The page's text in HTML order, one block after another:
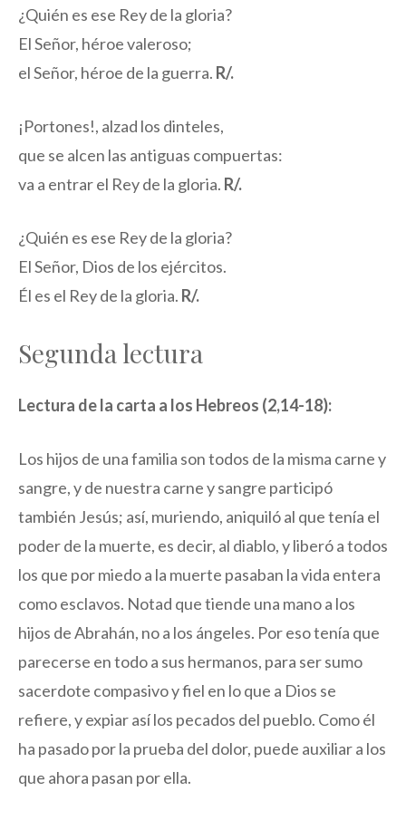
¿Quién es ese Rey de la gloria?
El Señor, héroe valeroso;
el Señor, héroe de la guerra. R/.
¡Portones!, alzad los dinteles,
que se alcen las antiguas compuertas:
va a entrar el Rey de la gloria. R/.
¿Quién es ese Rey de la gloria?
El Señor, Dios de los ejércitos.
Él es el Rey de la gloria. R/.
Segunda lectura
Lectura de la carta a los Hebreos (2,14-18):
Los hijos de una familia son todos de la misma carne y
sangre, y de nuestra carne y sangre participó
también Jesús; así, muriendo, aniquiló al que tenía el
poder de la muerte, es decir, al diablo, y liberó a todos
los que por miedo a la muerte pasaban la vida entera
como esclavos. Notad que tiende una mano a los
hijos de Abrahán, no a los ángeles. Por eso tenía que
parecerse en todo a sus hermanos, para ser sumo
sacerdote compasivo y fiel en lo que a Dios se
refiere, y expiar así los pecados del pueblo. Como él
ha pasado por la prueba del dolor, puede auxiliar a los
que ahora pasan por ella.